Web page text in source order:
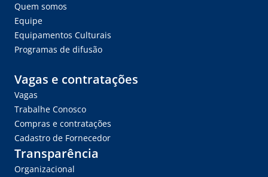
Quem somos
Equipe
Equipamentos Culturais
Programas de difusão
Vagas e contratações
Vagas
Trabalhe Conosco
Compras e contratações
Cadastro de Fornecedor
Transparência
Organizacional